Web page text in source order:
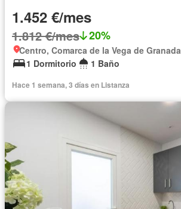
1.452 €/mes
1.812 €/mes 20%
Centro, Comarca de la Vega de Granada
1 Dormitorio
1 Baño
Hace 1 semana, 3 días en Listanza